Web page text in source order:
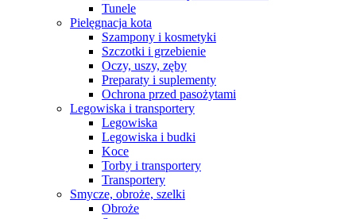
Tunele
Pielęgnacja kota
Szampony i kosmetyki
Szczotki i grzebienie
Oczy, uszy, zęby
Preparaty i suplementy
Ochrona przed pasożytami
Legowiska i transportery
Legowiska
Legowiska i budki
Koce
Torby i transportery
Transportery
Smycze, obroże, szelki
Obroże